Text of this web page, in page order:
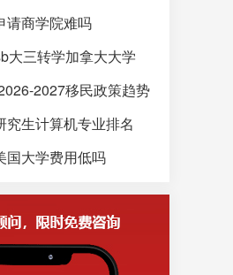
请商学院难吗
大三转学加拿大大学
2027移民政策趋势
究生计算机专业排名
国大学费用低吗